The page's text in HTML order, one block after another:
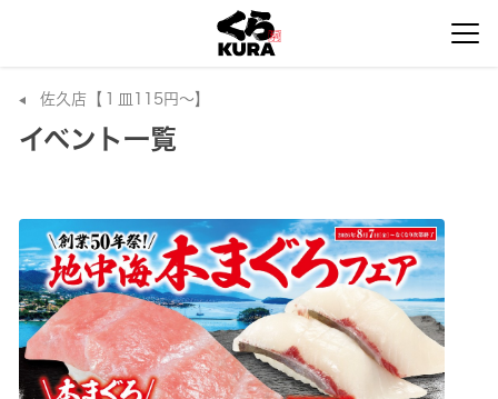
佐久店【１皿115円～】
イベント一覧